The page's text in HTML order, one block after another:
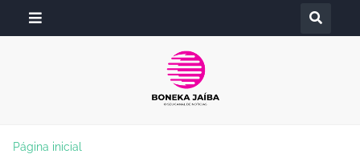
Página inicial